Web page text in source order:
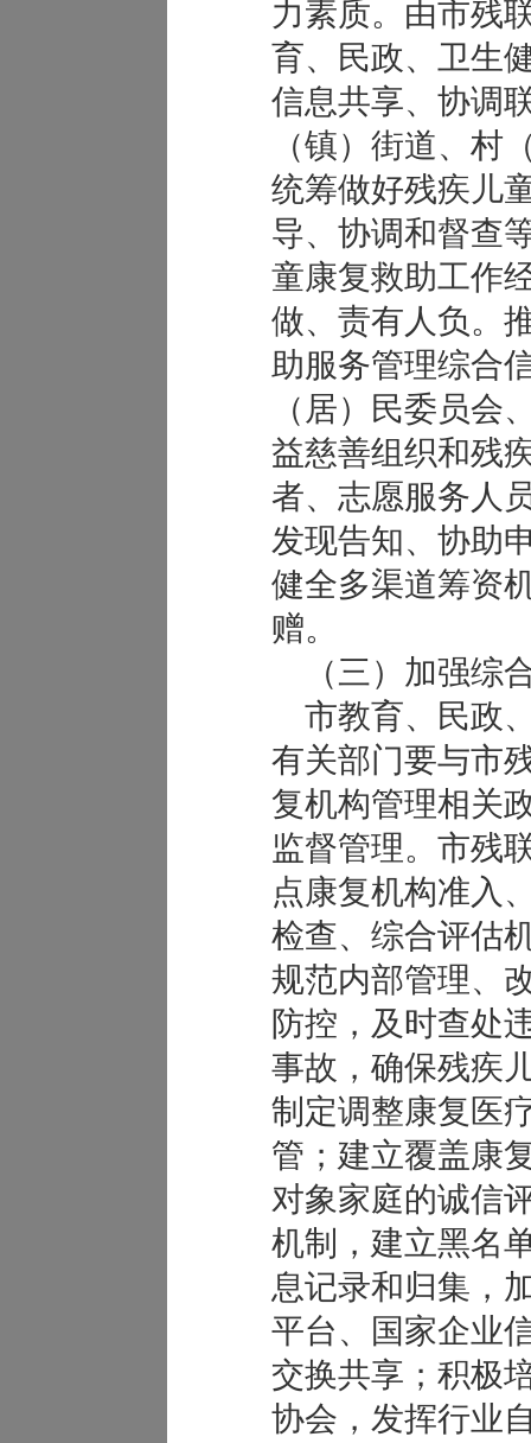
力素质。由市残
育、民政、卫生
信息共享、协调
（镇）街道、村
统筹做好残疾儿
导、协调和督查
童康复救助工作
做、责有人负。
助服务管理综合
（居）民委员会
益慈善组织和残
者、志愿服务人
发现告知、协助
健全多渠道筹资
赠。
（三）加强综
市教育、民政
有关部门要与市
复机构管理相关
监督管理。市残
点康复机构准入
检查、综合评估
规范内部管理、
防控，及时查处
事故，确保残疾
制定调整康复医
管；建立覆盖康
对象家庭的诚信
机制，建立黑名
息记录和归集，
平台、国家企业
交换共享；积极
协会，发挥行业